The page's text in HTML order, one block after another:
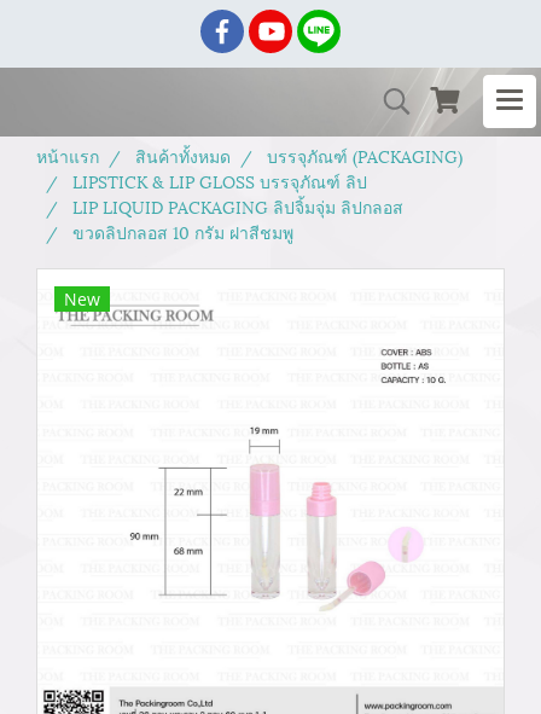
หน้าแรก สินค้าทั้งหมด
บรรจุภัณฑ์ (PACKAGING)
LIPSTICK & LIP GLOSS บรรจุภัณฑ์ ลิป
LIP LIQUID PACKAGING ลิปจิ้มจุ่ม ลิปกลอส
ขวดลิปกลอส 10 กรัม ฝาสีชมพู
New